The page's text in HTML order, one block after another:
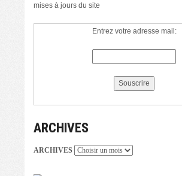
mises à jours du site
Entrez votre adresse mail:
ARCHIVES
ARCHIVES